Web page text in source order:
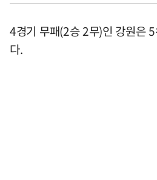
4경기 무패(2승 2무)인 강원은
다.